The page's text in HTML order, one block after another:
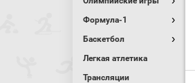
Формула-1
Баскетбол
Легкая атлетика
Трансляции